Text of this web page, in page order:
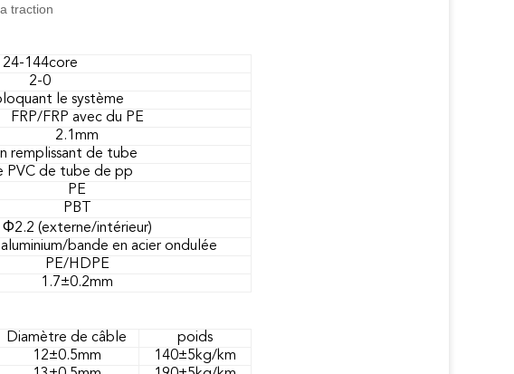
traction
24-144core
2-0
le système
FRP/FRP avec du PE
2.1mm
remplissant de tube
PVC de tube de pp
PE
PBT
Ф2.2 (externe/intérieur)
aluminium/bande en acier ondulée
PE/HDPE
1.7±0.2mm
Diamètre de câble
poids
12±0.5mm
140±5kg/km